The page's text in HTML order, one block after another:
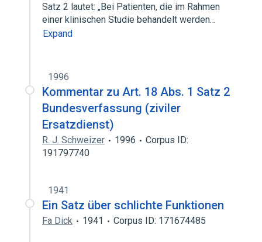
Satz 2 lautet: „Bei Patienten, die im Rahmen
einer klinischen Studie behandelt werden…
Expand
1996
Kommentar zu Art. 18 Abs. 1 Satz 2
Bundesverfassung (ziviler
Ersatzdienst)
R. J. Schweizer 1996
Corpus ID:
191797740
1941
Ein Satz über schlichte Funktionen
Fa Dick 1941 Corpus ID: 171674485